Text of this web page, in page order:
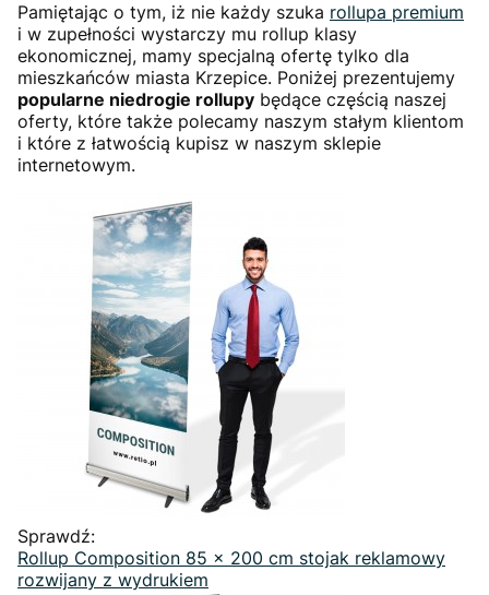
Pamiętając o tym, iż nie każdy szuka rollupa premium
i w zupełności wystarczy mu rollup klasy
ekonomicznej, mamy specjalną ofertę tylko dla
mieszkańców miasta Krzepice. Poniżej prezentujemy
popularne niedrogie rollupy będące częścią naszej
oferty, które także polecamy naszym stałym klientom
i które z łatwością kupisz w naszym sklepie
internetowym.
Sprawdź:
Rollup Composition 85 x 200 cm stojak reklamowy
rozwijany z wydrukiem